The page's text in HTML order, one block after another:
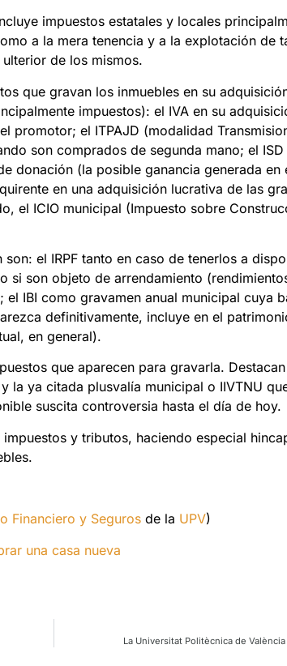
impuestos estatales y locales
a la mera tenencia y a la explotación de
de los mismos.
que gravan los inmuebles en su
impuestos): el IVA en su
promotor; el ITPAJD (modalidad
son comprados de segunda mano; el
donación (la posible ganancia generada en
en una adquisición lucrativa de las
el ICIO municipal (Impuesto sobre
el IRPF tanto en caso de tenerlos a
si son objeto de arrendamiento
IBI como gravamen anual municipal cuya
definitivamente, incluye en el
en general).
que aparecen para gravarla.
ya citada plusvalía municipal o IIVTNU
suscita controversia hasta el día de hoy.
y tributos, haciendo especial
Financiero y Seguros de la UPV)
una casa nueva
La Universitat Politècnica de